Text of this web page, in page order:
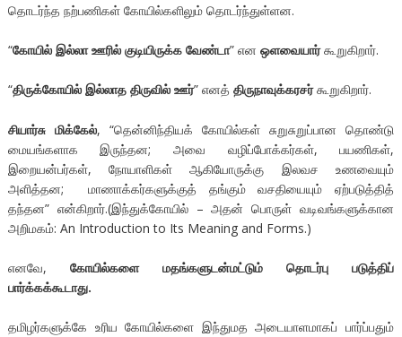
தொடர்ந்த நற்பணிகள் கோயில்களிலும் தொடர்ந்துள்ளன.
“கோயில் இல்லா ஊரில் குடியிருக்க வேண்டா” என ஒளவையார்கூறுகிறார்.
“திருக்கோயில் இல்லாத திருவில் ஊர்” எனத் திருநாவுக்கரசர்கூறுகிறார்.
சியார்சு மிக்கேல், “தென்னிந்தியக் கோயில்கள் சுறுசுறுப்பான தொண்டு
மையங்களாக இருந்தன; அவை வழிப்போக்கர்கள், பயணிகள்,
இறையன்பர்கள், நோயாளிகள் ஆகியோருக்கு இலவச உணவையும்
அளித்தன; மாணாக்கர்களுக்குத் தங்கும் வசதியையும் ஏற்படுத்தித்
தந்தன” என்கிறார்.(இந்துக்கோயில் – அதன் பொருள் வடிவங்களுக்கான
அறிமகம்: An Introduction to Its Meaning and Forms.)
எனவே, கோயில்களை மதங்களுடன்மட்டும் தொடர்பு
படுத்திப்
பார்க்கக்கூடாது.
தமிழர்களுக்கே உரிய கோயில்களை இந்துமத அடையாளமாகப் பார்ப்பதும்